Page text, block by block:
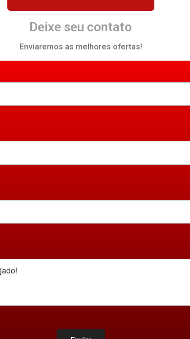
Deixe seu contato
Enviaremos as melhores ofertas!